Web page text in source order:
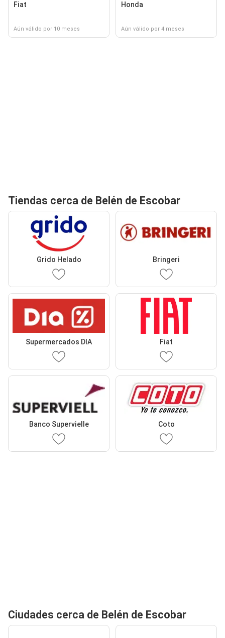
Fiat
Aún válido por 10 meses
Honda
Aún válido por 4 meses
Tiendas cerca de Belén de Escobar
Grido Helado Bringeri
Supermercados DIA Fiat
Banco Supervielle Coto
Ciudades cerca de Belén de Escobar